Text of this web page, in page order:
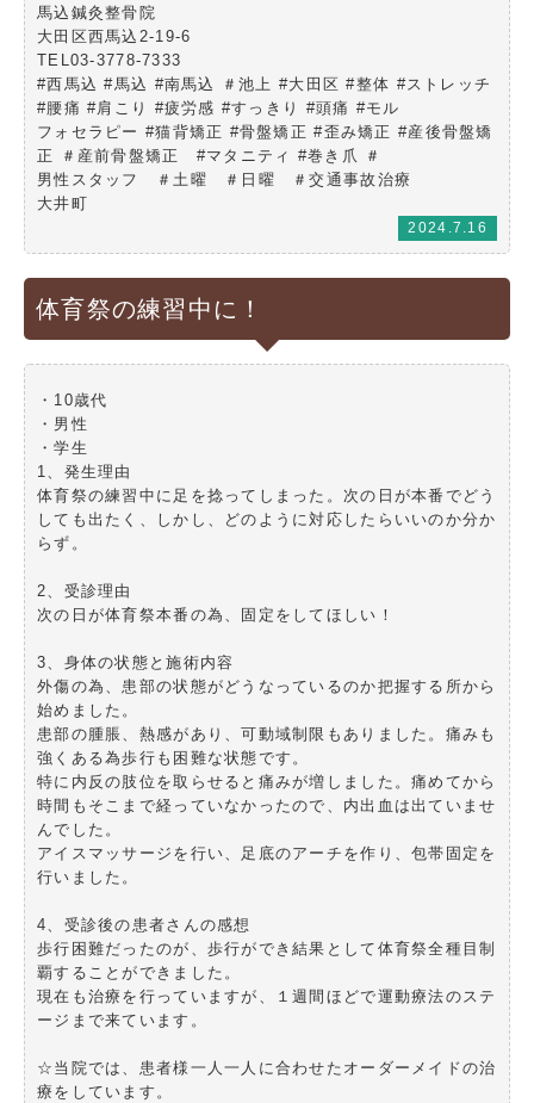
馬込鍼灸整骨院
大田区西馬込2-19-6
TEL03-3778-7333
#西馬込 #馬込 #南馬込 ＃池上 #大田区 #整体 #ストレッチ
#腰痛 #肩こり #疲労感 #すっきり #頭痛 #モル
フォセラピー #猫背矯正 #骨盤矯正 #歪み矯正 #産後骨盤矯
正 ＃産前骨盤矯正 #マタニティ #巻き爪 ＃
男性スタッフ ＃土曜 ＃日曜 ＃交通事故治療
大井町
2024.7.16
体育祭の練習中に！
・10歳代
・男性
・学生
1、発生理由
体育祭の練習中に足を捻ってしまった。次の日が本番でどう
しても出たく、しかし、どのように対応したらいいのか分か
らず。
2、受診理由
次の日が体育祭本番の為、固定をしてほしい！
3、身体の状態と施術内容
外傷の為、患部の状態がどうなっているのか把握する所から
始めました。
患部の腫脹、熱感があり、可動域制限もありました。痛みも
強くある為歩行も困難な状態です。
特に内反の肢位を取らせると痛みが増しました。痛めてから
時間もそこまで経っていなかったので、内出血は出ていませ
んでした。
アイスマッサージを行い、足底のアーチを作り、包帯固定を
行いました。
4、受診後の患者さんの感想
歩行困難だったのが、歩行ができ結果として体育祭全種目制
覇することができました。
現在も治療を行っていますが、１週間ほどで運動療法のステ
ージまで来ています。
☆当院では、患者様一人一人に合わせたオーダーメイドの治
療をしています。